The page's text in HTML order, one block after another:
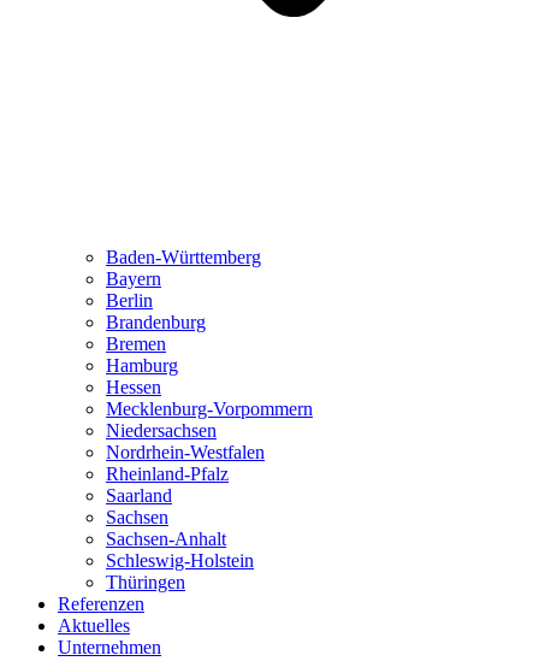
Baden-Württemberg
Bayern
Berlin
Brandenburg
Bremen
Hamburg
Hessen
Mecklenburg-Vorpommern
Niedersachsen
Nordrhein-Westfalen
Rheinland-Pfalz
Saarland
Sachsen
Sachsen-Anhalt
Schleswig-Holstein
Thüringen
Referenzen
Aktuelles
Unternehmen